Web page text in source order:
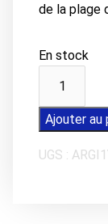
de la plage
En stock
Magnet
LES
SABLES
Ajouter au
UGS :